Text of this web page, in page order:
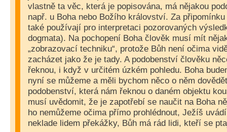
vlastně ta věc, která je popisována, má nějakou
např. u Boha nebo Božího království. Za
také používají pro interpretaci pozorovaných
dogmata). Na pochopení Boha člověk musí mít
„zobrazovací techniku“, protože Bůh není očima
zacházet jako že je tady. A podobenství člověku
řeknou, i když v určitém úzkém pohledu. Boha
nyní se můžeme a měli bychom něco o něm
podobenství, která nám řeknou o daném objektu
musí uvědomit, že je zapotřebí se naučit na Boha
ho nemůžeme očima přímo prohlédnout, Ježíš
neklade lidem překážky, Bůh má rád lidi, kteří se